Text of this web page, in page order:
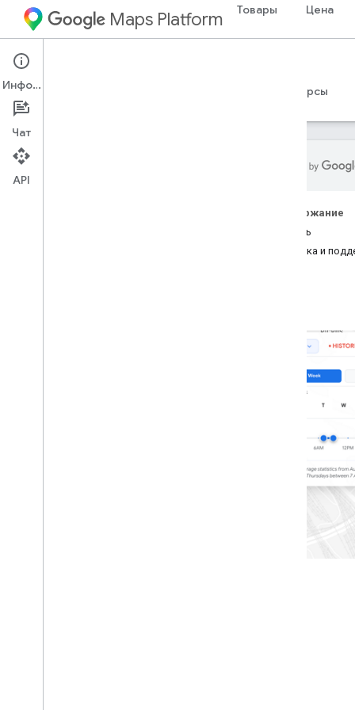
Maps Platform Товары Цена
Roads Management Insights
Руководства
Ресурсы
Содержание
Начать
Справка и
Информация
Чат
API